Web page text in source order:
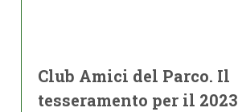
Club Amici del Parco. Il
tesseramento per il 2023